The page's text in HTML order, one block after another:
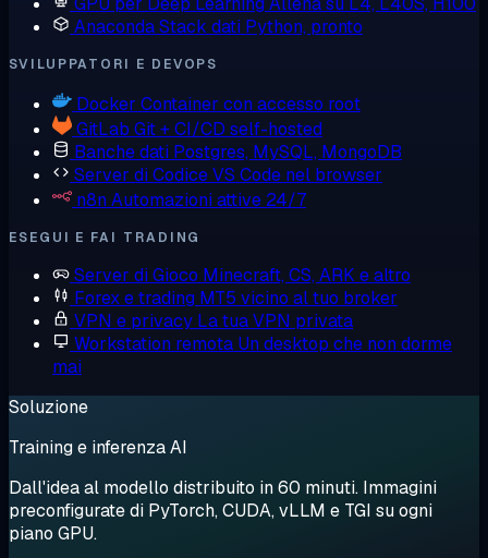
AnacondaStack dati Python, pronto
SVILUPPATORI E DEVOPS
Docker Container con accesso root
GitLab Git + CI/CD self-hosted
Banche dati Postgres, MySQL, MongoDB
Server di CodiceVS Code nel browser
n8n Automazioni attive 24/7
ESEGUI E FAI TRADING
Server di Gioco Minecraft, CS, ARK e altro
Forex e trading MT5 vicino al tuo broker
VPN e privacy La tua VPN privata
Workstation remota Un desktop che non dorme
mai
Soluzione
Training e inferenza AI
Dall'idea al modello distribuito in 60 minuti. Immagini
preconfigurate di PyTorch, CUDA, vLLM e TGI su ogni
piano GPU.